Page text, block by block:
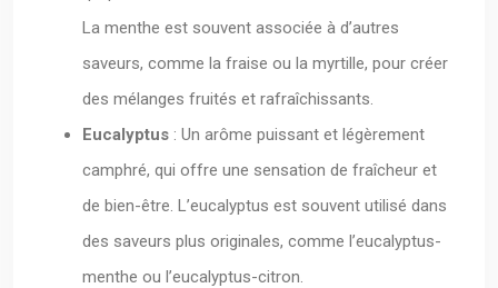
La menthe est souvent associée à d’autres
saveurs, comme la fraise ou la myrtille, pour créer
des mélanges fruités et rafraîchissants.
Eucalyptus : Un arôme puissant et légèrement
camphré, qui offre une sensation de fraîcheur et
de bien-être. L’eucalyptus est souvent utilisé dans
des saveurs plus originales, comme l’eucalyptus-
menthe ou l’eucalyptus-citron.